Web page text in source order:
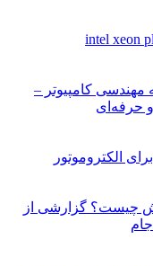
مهندسی کامپیوتر –
حرفه‌ای
الکتروموتور
چیست؟ گزارشی از